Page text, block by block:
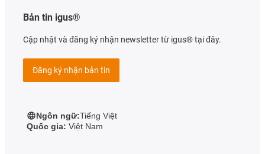
Bản tin igus®
Cập nhật và đăng ký nhận newsletter từ igus® tại đây.
Đăng ký nhận bản tin
Ngôn ngữ:Tiếng Việt
Quốc gia: Việt Nam